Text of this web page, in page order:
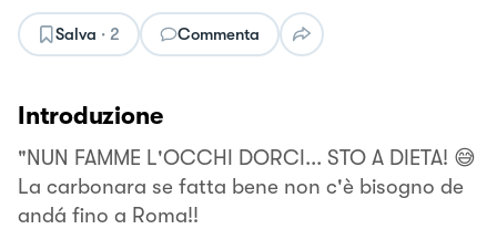
Salva · 2 Commenta
Introduzione
"NUN FAMME L'OCCHI DORCI... STO A DIETA! 😅
La carbonara se fatta bene non c'è bisogno de
andá fino a Roma!!